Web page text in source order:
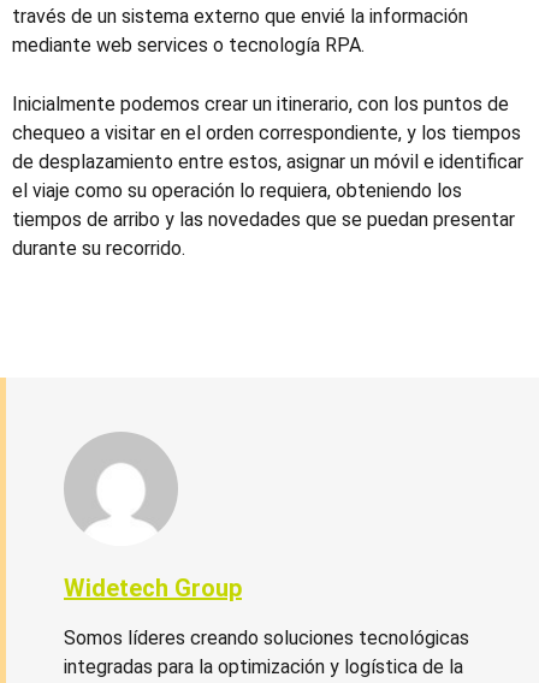
través de un sistema externo que envié la información
mediante web services o tecnología RPA.
Inicialmente podemos crear un itinerario, con los puntos de
chequeo a visitar en el orden correspondiente, y los tiempos
de desplazamiento entre estos, asignar un móvil e identificar
el viaje como su operación lo requiera, obteniendo los
tiempos de arribo y las novedades que se puedan presentar
durante su recorrido.
Widetech Group
Somos líderes creando soluciones tecnológicas
integradas para la optimización y logística de la